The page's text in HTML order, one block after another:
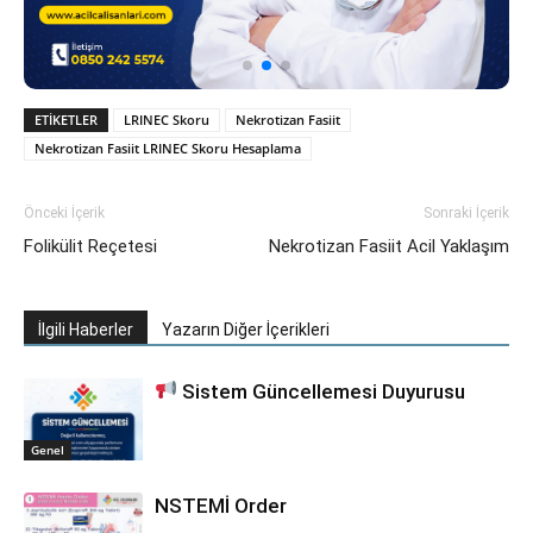
ETIKETLER LRINEC Skoru
Nekrotizan Fasiit
Nekrotizan Fasiit LRINEC Skoru Hesaplama
Önceki İçerik
Folikülit Reçetesi
Sonraki İçerik
Nekrotizan Fasiit Acil Yaklaşım
İlgili Haberler Yazarın Diğer İçerikleri
Genel
Sistem Güncellemesi Duyurusu
NSTEMİ Order